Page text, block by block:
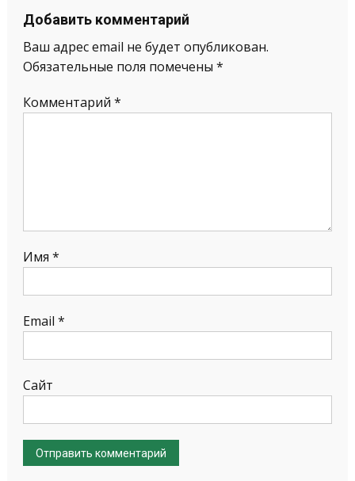
Добавить комментарий
Ваш адрес email не будет опубликован.
Обязательные поля помечены *
Комментарий *
Имя *
Email *
Сайт